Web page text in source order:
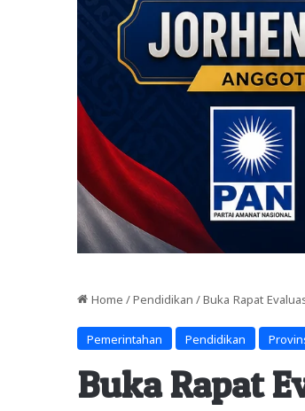
Home / Pendidikan / Buka Rapat
Pemerintahan Pendidikan
Buka Rapat